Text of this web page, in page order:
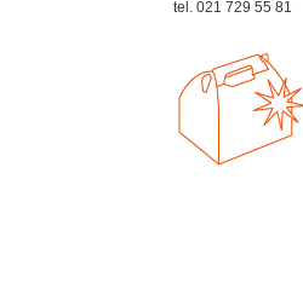
tel. 021 729 55 81